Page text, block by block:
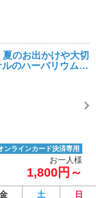
で、ご予約の時間以外
のお出かけや大切
のハーバリウムボ
ンラインカード決済専用
お一人様
1,800円～
金 土
日